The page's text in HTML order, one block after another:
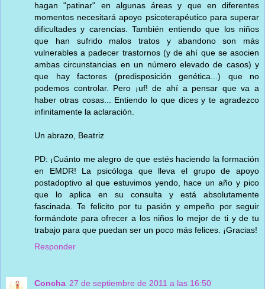
hagan "patinar" en algunas áreas y que en diferentes
momentos necesitará apoyo psicoterapéutico para superar
dificultades y carencias. También entiendo que los niños
que han sufrido malos tratos y abandono son más
vulnerables a padecer trastornos (y de ahí que se asocien
ambas circunstancias en un número elevado de casos) y
que hay factores (predisposición genética...) que no
podemos controlar. Pero ¡uf! de ahí a pensar que va a
haber otras cosas... Entiendo lo que dices y te agradezco
infinitamente la aclaración.
Un abrazo, Beatriz
PD: ¡Cuánto me alegro de que estés haciendo la formación
en EMDR! La psicóloga que lleva el grupo de apoyo
postadoptivo al que estuvimos yendo, hace un año y pico
que lo aplica en su consulta y está absolutamente
fascinada. Te felicito por tu pasión y empeño por seguir
formándote para ofrecer a los niños lo mejor de ti y de tu
trabajo para que puedan ser un poco más felices. ¡Gracias!
Responder
Concha 27 de septiembre de 2011 a las 16:50